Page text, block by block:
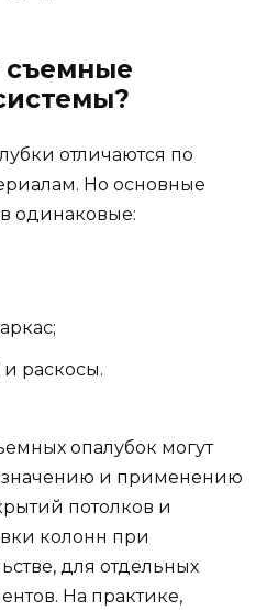
съемные
отличаются по
Но основные
одинаковые:
раскосы.
опалубок могут
и применению
потолков и
колонн при
для отдельных
На практике,